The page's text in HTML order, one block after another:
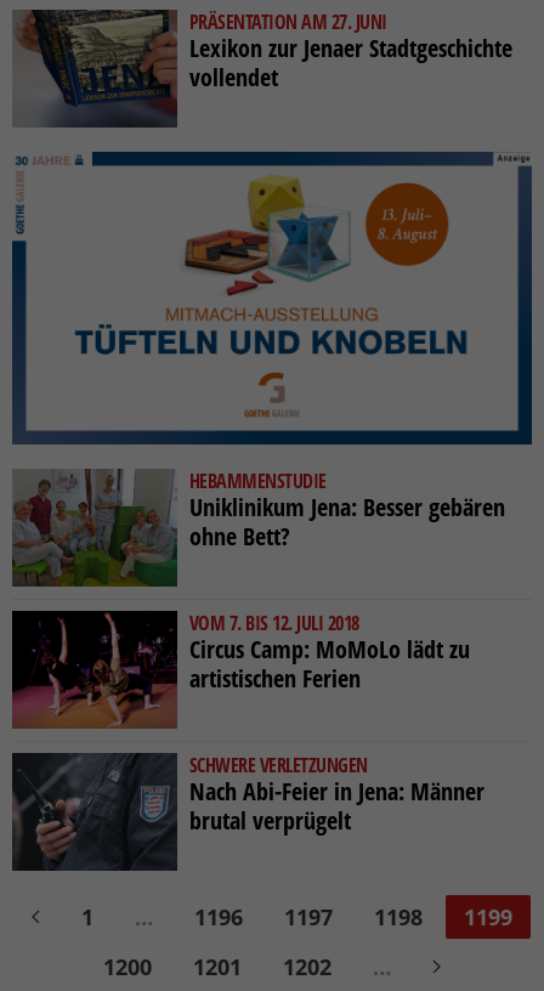
PRÄSENTATION AM 27. JUNI
Lexikon zur Jenaer Stadtgeschichte
vollendet
HEBAMMENSTUDIE
Uniklinikum Jena: Besser gebären
ohne Bett?
VOM 7. BIS 12. JULI 2018
Circus Camp: MoMoLo lädt zu
artistischen Ferien
SCHWERE VERLETZUNGEN
Nach Abi-Feier in Jena: Männer
brutal verprügelt
1 … 1196 1197 1198
1199
1200
1201 1202 …